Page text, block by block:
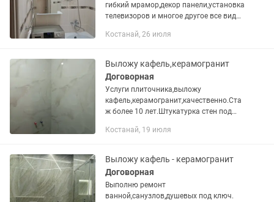
гибкий мрамор,декор панели,установка
телевизоров и многое другое все виды
договоримся
Костанай, 26 июля
Выложу кафель,керамогранит
Договорная
Услуги плиточника,выложу
кафель,керамогранит,качественно.Ста
ж более 10 лет.Штукатурка стен под
Костанай, 19 июля
Выложу кафель - керамогранит
Договорная
Выполню ремонт
ванной,санузлов,душевых под ключ.